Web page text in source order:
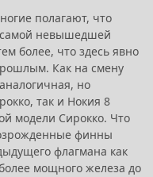
полагают, что
самой невышедшей
более, что здесь явно
Как на смену
но
так и Нокия 8
модели Сирокко. Что
финны
флагмана как
мощного железа до